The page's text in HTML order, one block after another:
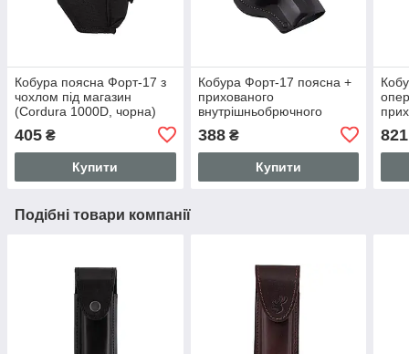
Кобура поясна Форт-17 з
чохлом під магазин
(Cordura 1000D, чорна)
405 ₴
Купити
Кобура Форт-17 поясна +
прихованого
внутрішньобрючного
кліпсою (шкіра, чорна)
388₴
Купити
821
Подібні товари компанії